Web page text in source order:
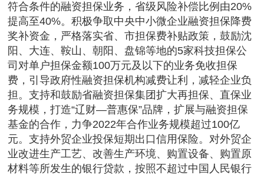
符合条件的融资担保业务，省级风险补偿比例由20%
提高至40%。积极争取中央中小微企业融资担保降费
奖补资金，严格落实省、市担保费补贴政策，鼓励沈
阳、大连、鞍山、朝阳、盘锦等地的5家科技担保公
司对单户担保金额100万元及以下的业务免收担保
费，引导政府性融资担保机构减费让利，减轻企业负
担。支持和鼓励省融资担保集团扩大再担保、直保业
务规模，打造“辽财—普惠保”品牌，扩展与融资担保
基金的合作，力争2022年合作业务规模超过100亿
元。支持外贸企业投保短期出口信用保险。对外贸企
业改进生产工艺、改善生产环境、购置设备、购置原
材料等所发生的银行贷款，按照不超过中国人民银行